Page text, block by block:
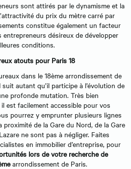
sont attirés par le dynamisme et la
du prix du mètre carré par
constitue également un facteur
désireux de développer
conditions.
atouts pour Paris 18
dans le 18ème arrondissement de
autant qu’il participe à l’évolution de
profonde mutation. Très bien
est facilement accessible pour vos
pourrez y emprunter plusieurs lignes
proximité de la Gare du Nord, de la Gare
ne sont pas à négliger. Faites
en immobilier d’entreprise, pour
lors de votre recherche de
arrondissement de Paris.